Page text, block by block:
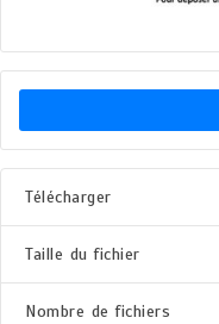
Télécharger
Taille du fichier
Nombre de fichiers